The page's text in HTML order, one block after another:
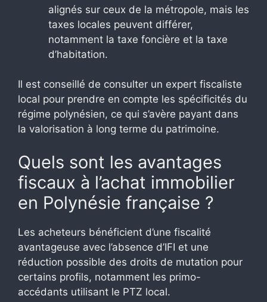
alignés sur ceux de la métropole, mais les
taxes locales peuvent différer,
notamment la taxe foncière et la taxe
d’habitation.
Il est conseillé de consulter un expert fiscaliste
local pour prendre en compte les spécificités du
régime polynésien, ce qui s’avère payant dans
la valorisation à long terme du patrimoine.
Quels sont les avantages
fiscaux à l’achat immobilier
en Polynésie française ?
Les acheteurs bénéficient d’une fiscalité
avantageuse avec l’absence d’IFI et une
réduction possible des droits de mutation pour
certains profils, notamment les primo-
accédants utilisant le PTZ local.